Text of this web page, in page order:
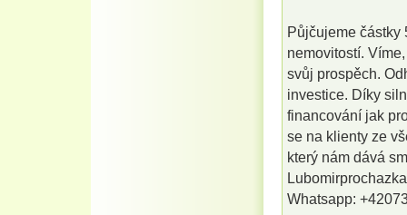
Půjčujeme částky
nemovitostí.
svůj prospěch.
investice. Díky
financování jak
se na klienty ze
který nám dává
Whatsapp: